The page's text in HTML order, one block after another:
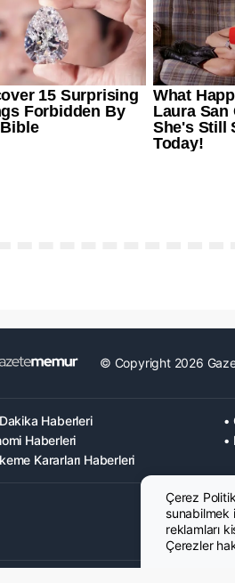
© Copyright 2026
Haberleri •
Haberleri
•
Kararları Haberleri
Çerez
sunabilmek
reklamları
Çerezler